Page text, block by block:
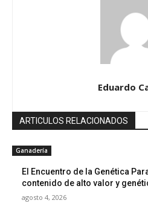
Eduardo
ARTICULOS RELACIONADOS
Ganadería
El Encuentro de la Genética
contenido de alto valor y
agosto 4, 2026